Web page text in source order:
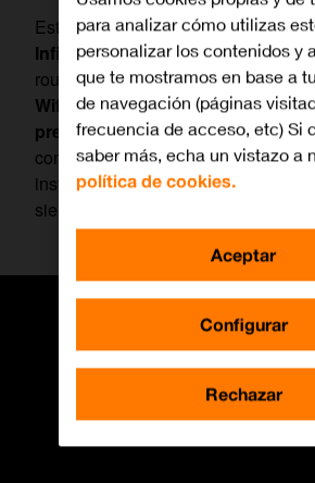
Este
Pack Orange Infinityincluye
Infinity(de hasta10Gbps
routerLivebox Orange Infinity con
Wifi Premiumcon repetidor Wifi 6 y
premium,con acompañamiento al
configuración inicial de dispositivos
instalación, y envío de un técnico a
siempre que lo necesite.
para analizar cómo utilizas
personalizar los contenidos y
que te mostramos en base a
de navegación (páginas
frecuencia de acceso, etc) Si
saber más, echa un vistazo a
política de cookies.
Configurar
Rechazar
Aceptar